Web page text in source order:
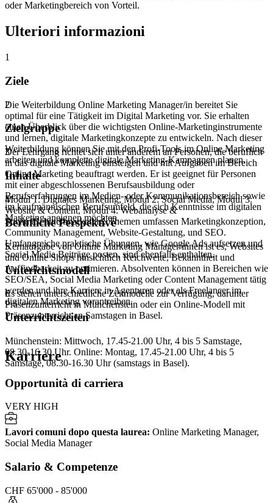
oder Marketingbereich von Vorteil.
Ulteriori informazioni
1
Ziele
Die Weiterbildung Online Marketing Manager/in bereitet Sie
optimal für eine Tätigkeit im Digital Marketing vor. Sie erhalten
einen Überblick über die wichtigsten Online-Marketinginstrumente
und lernen, digitale Marketingkonzepte zu entwickeln. Nach dieser
Weiterbildung können Sie mit den Profi-Tools im Online Marketing
arbeiten und komplette digitale Marketing-Kampagnen planen.
2
Zielgruppe
Der Lehrgang richtet sich unter anderem an Personen, die beruflich
in das digitale Marketing einsteigen und mit Aufgaben im Bereich
Online Marketing beauftragt werden. Er ist geeignet für Personen
mit einer abgeschlossenen Berufsausbildung oder
Berufserfahrungen im Medien- oder Kommunikationsbereich sowie
im kaufmännischen Berufsumfeld, die sich Kenntnisse im digitalen
Marketing aneignen möchten.
3
Inhalte
Modul 1: Digitales Marketing, Modul 2: Social Media, Modul 3:
Website & Content, Modul 4: Webanalyse &
Suchmaschinenmarketing. Themen umfassen Marketingkonzeption,
Community Management, Website-Gestaltung, und SEO.
Umfangreiche praktische Übungen, wie Google Ads aufsetzen und
Social Media Beiträge posten, sind ebenfalls enthalten.
4
Berufliche Perspektive
Kernaufgabe von Online Marketing Manager/innen ist es, Websites
und Online Shops hinsichtlich Reichweite, Bekanntheit und
Auffindbarkeit zu optimieren. Absolventen können in Bereichen wie
SEO/SEA, Social Media Marketing oder Content Management tätig
werden und ihre Karriere in Agenturen oder als Freelancer im
digitalen Marketing vorantreiben.
5
Unterichtsmodell
Es stehen unterschiedliche Zeitmodelle zur Verfügung, darunter
Präsenzunterricht in Münchenstein oder ein Online-Modell mit
Präsenzunterricht an Samstagen in Basel.
6
Unterrichtszeiten
Münchenstein: Mittwoch, 17.45-21.00 Uhr, 4 bis 5 Samstage,
08.30-16.30 Uhr. Online: Montag, 17.45-21.00 Uhr, 4 bis 5
Samstage, 08.30-16.30 Uhr (samstags in Basel).
Karriere
Opportunità di carriera
VERY HIGH
Lavori comuni dopo questa laurea: Online Marketing Manager,
Social Media Manager
Salario & Competenze
CHF 65'000 - 85'000